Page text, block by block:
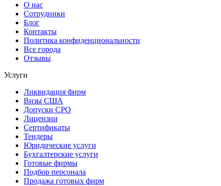
О нас
Сотрудники
Блог
Контакты
Политика конфиденциональности
Все города
Отзывы
Услуги
Ликвидация фирм
Визы США
Допуски СРО
Лицензии
Сертификаты
Тендеры
Юридические услуги
Бухгалтерские услуги
Готовые фирмы
Подбор персонала
Продажа готовых фирм